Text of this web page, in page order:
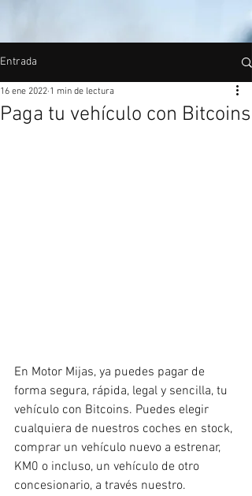
Entrada
Paga tu vehículo con Bitcoins
16 ene 2022 1 min de lectura
En Motor Mijas, ya puedes pagar de
forma segura, rápida, legal y sencilla, tu
vehículo con Bitcoins. Puedes elegir
cualquiera de nuestros coches en stock,
comprar un vehículo nuevo a estrenar,
KM0 o incluso, un vehículo de otro
concesionario, a través nuestro.